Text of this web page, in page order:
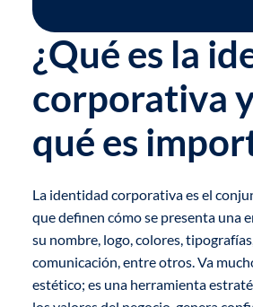
¿Qué es la
corporativa
qué es
La identidad corporativa es el
que definen cómo se presenta una
su nombre, logo, colores,
comunicación, entre otros. Va
estético; es una herramienta